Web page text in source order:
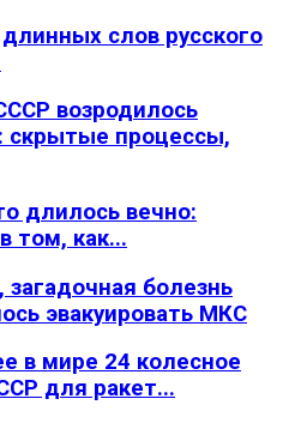
слов русского
возродилось
скрытые процессы,
длилось вечно:
том, как...
загадочная болезнь
эвакуировать МКС
в мире 24 колесное
для ракет...